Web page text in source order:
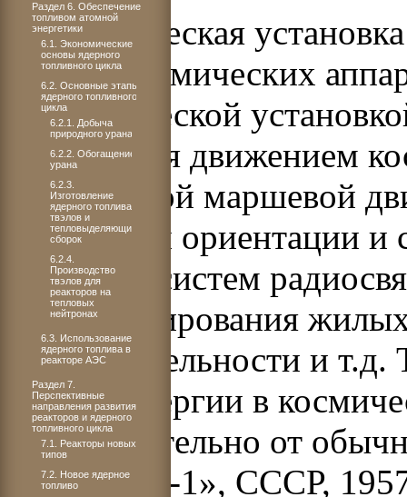
Энергетическая
систем космических
энергетической
управления движением
автоматикой маршевой
двигателей ориентации
аппарата, систем
термостатирования
жизнедеятельности и
электроэнергии в
последовательно от
(«Спутник-1», СССР,
Раздел 6. Обеспечение
топливом атомной
энергетики
6.1. Экономические
основы ядерного
топливного цикла
6.2. Основные этапы
ядерного топливного
цикла
6.2.1. Добыча
природного урана
6.2.2. Обогащение
урана
6.2.3.
Изготовление
ядерного топлива,
твэлов и
тепловыделяющих
сборок
6.2.4.
Производство
твэлов для
реакторов на
тепловых
нейтронах
6.3. Использование
ядерного топлива в
реакторе АЭС
Раздел 7.
Перспективные
направления развития
реакторов и ядерного
топливного цикла
7.1. Реакторы новых
типов
7.2. Новое ядерное
топливо